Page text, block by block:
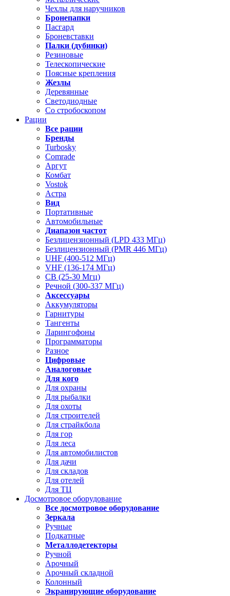
Чехлы для наручников
Бронепапки
Пасгард
Броневставки
Палки (дубинки)
Резиновые
Телескопические
Поясные крепления
Жезлы
Деревянные
Светодиодные
Со стробоскопом
Рации
Все рации
Бренды
Turbosky
Comrade
Аргут
Комбат
Vostok
Астра
Вид
Портативные
Автомобильные
Диапазон частот
Безлицензионный (LPD 433 МГц)
Безлицензионный (PMR 446 МГц)
UHF (400-512 МГц)
VHF (136-174 МГц)
CB (25-30 Мгц)
Речной (300-337 МГц)
Аксессуары
Аккумуляторы
Гарнитуры
Тангенты
Ларингофоны
Программаторы
Разное
Цифровые
Аналоговые
Для кого
Для охраны
Для рыбалки
Для охоты
Для строителей
Для страйкбола
Для гор
Для леса
Для автомобилистов
Для дачи
Для складов
Для отелей
Для ТЦ
Досмотровое оборудование
Все досмотровое оборудование
Зеркала
Ручные
Подкатные
Металлодетекторы
Ручной
Арочный
Арочный складной
Колонный
Экранирующие оборудование